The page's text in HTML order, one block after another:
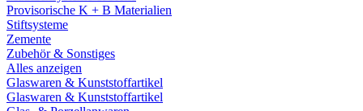
Provisorische K + B Materialien
Stiftsysteme
Zemente
Zubehör & Sonstiges
Alles anzeigen
Glaswaren & Kunststoffartikel
Glaswaren & Kunststoffartikel